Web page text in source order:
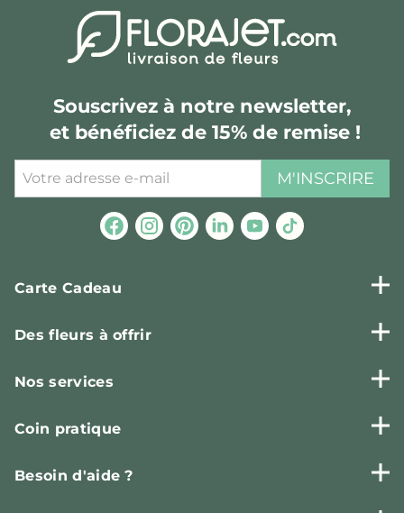
Souscrivez à notre newsletter,
et bénéficiez de 15% de remise !
M'INSCRIRE
Carte Cadeau
Des fleurs à offrir
Nos services
Coin pratique
Besoin d'aide ?